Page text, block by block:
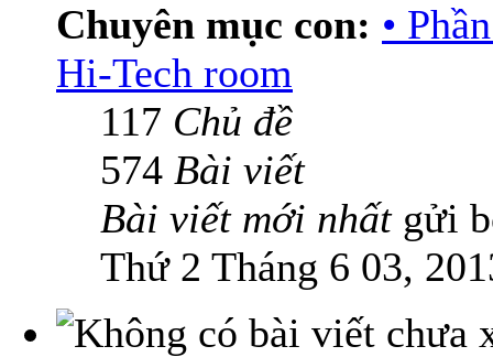
Chuyên mục con: •
Hi-Tech room
117 Chủ đề
574 Bài viết
Bài viết mới nhấtgửi
Thứ 2 Tháng 6 03,